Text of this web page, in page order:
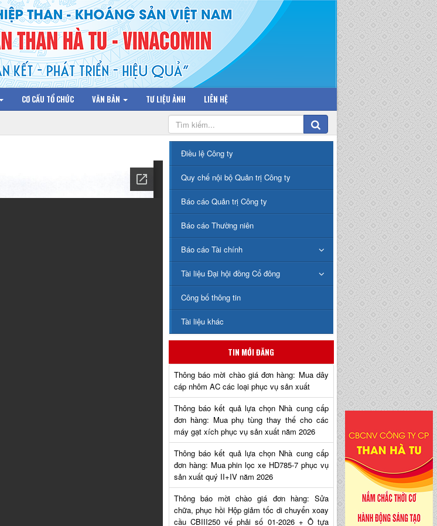
CƠ CẤU TỔ CHỨC VĂN BẢN TƯ LIỆU ẢNH LIÊN HỆ
Điều lệ Công ty
Quy chế nội bộ Quản trị Công ty
Báo cáo Quản trị Công ty
Báo cáo Thường niên
Báo cáo Tài chính
Tài liệu Đại hội đồng Cổ đông
Công bố thông tin
Tài liệu khác
TIN MỚI ĐĂNG
Thông báo mời chào giá đơn hàng: Mua dây
cáp nhôm AC các loại phục vụ sản xuất
Thông báo kết quả lựa chọn Nhà cung cấp
đơn hàng: Mua phụ tùng thay thế cho các
máy gạt xích phục vụ sản xuất năm 2026
Thông báo kết quả lựa chọn Nhà cung cấp
đơn hàng: Mua phin lọc xe HD785-7 phục vụ
sản xuất quý II+IV năm 2026
Thông báo mời chào giá đơn hàng: Sửa
chữa, phục hồi Hộp giảm tốc di chuyển xoay
cầu CBIII250 vế phải số 01-2026 + Ô tựa